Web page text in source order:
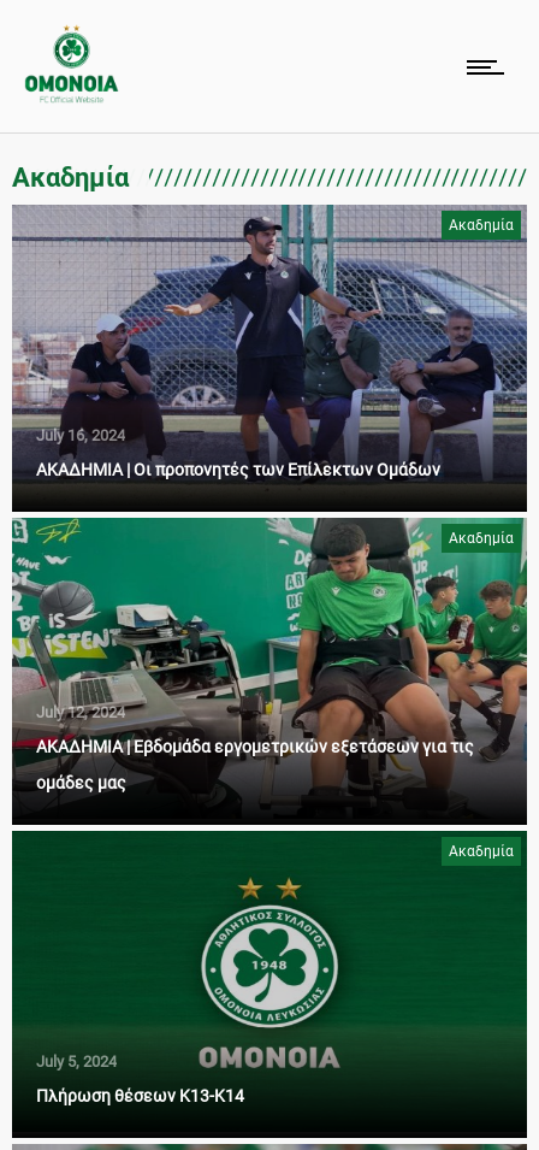
Ακαδημία
Ακαδημία
July 16, 2024
ΑΚΑΔΗΜΙΑ | Οι προπονητές των Επίλεκτων Ομάδων
Ακαδημία
July 12, 2024
ΑΚΑΔΗΜΙΑ | Εβδομάδα εργομετρικών εξετάσεων για τις
ομάδες μας
Ακαδημία
July 5, 2024
Πλήρωση θέσεων Κ13-Κ14